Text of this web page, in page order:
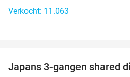
Verkocht: 11.063
Japans 3-gangen shared